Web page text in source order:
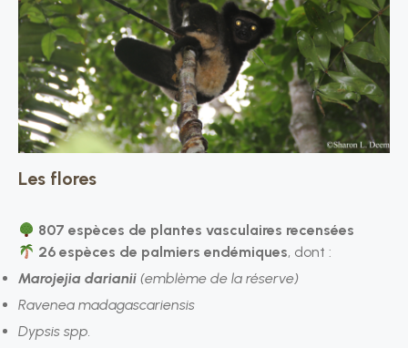
Les flores
807 espèces de plantes vasculaires recensées
26 espèces de palmiers endémiques, dont :
Marojejia darianii (emblème de la réserve)
Ravenea madagascariensis
Dypsis spp.